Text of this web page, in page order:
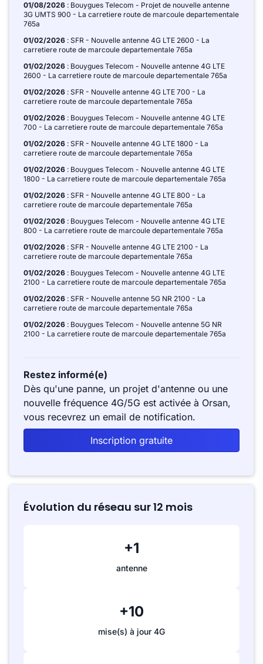
01/08/2026 : Bouygues Telecom - Projet de nouvelle antenne
3G UMTS 900 - La carretiere route de marcoule departementale
765a
01/02/2026 : SFR - Nouvelle antenne 4G LTE 2600 - La
carretiere route de marcoule departementale 765a
01/02/2026 : Bouygues Telecom - Nouvelle antenne 4G LTE
2600 - La carretiere route de marcoule departementale 765a
01/02/2026 : SFR - Nouvelle antenne 4G LTE 700 - La
carretiere route de marcoule departementale 765a
01/02/2026 : Bouygues Telecom - Nouvelle antenne 4G LTE
700 - La carretiere route de marcoule departementale 765a
01/02/2026 : SFR - Nouvelle antenne 4G LTE 1800 - La
carretiere route de marcoule departementale 765a
01/02/2026 : Bouygues Telecom - Nouvelle antenne 4G LTE
1800 - La carretiere route de marcoule departementale 765a
01/02/2026 : SFR - Nouvelle antenne 4G LTE 800 - La
carretiere route de marcoule departementale 765a
01/02/2026 : Bouygues Telecom - Nouvelle antenne 4G LTE
800 - La carretiere route de marcoule departementale 765a
01/02/2026 : SFR - Nouvelle antenne 4G LTE 2100 - La
carretiere route de marcoule departementale 765a
01/02/2026 : Bouygues Telecom - Nouvelle antenne 4G LTE
2100 - La carretiere route de marcoule departementale 765a
01/02/2026 : SFR - Nouvelle antenne 5G NR 2100 - La
carretiere route de marcoule departementale 765a
01/02/2026 : Bouygues Telecom - Nouvelle antenne 5G NR
2100 - La carretiere route de marcoule departementale 765a
Restez informé(e)
Dès qu'une panne, un projet d'antenne ou une
nouvelle fréquence 4G/5G est activée à Orsan,
vous recevrez un email de notification.
Inscription gratuite
Évolution du réseau sur 12 mois
+1
antenne
+10
mise(s) à jour 4G